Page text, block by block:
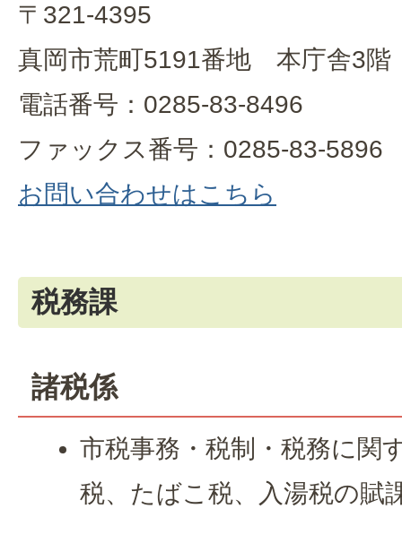
〒321-4395
真岡市荒町5191番地 本庁舎3階
電話番号：0285-83-8496
ファックス番号：0285-83-5896
お問い合わせはこちら
税務課
諸税係
市税事務・税制・税務に関
税、たばこ税、入湯税の賦